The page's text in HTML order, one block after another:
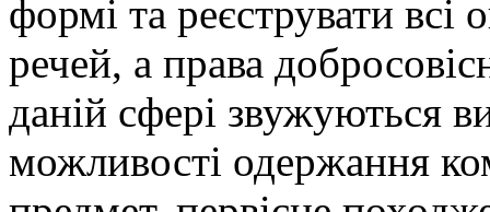
формі та реєструвати всі
речей, а права
даній сфері звужуються
можливості одержання